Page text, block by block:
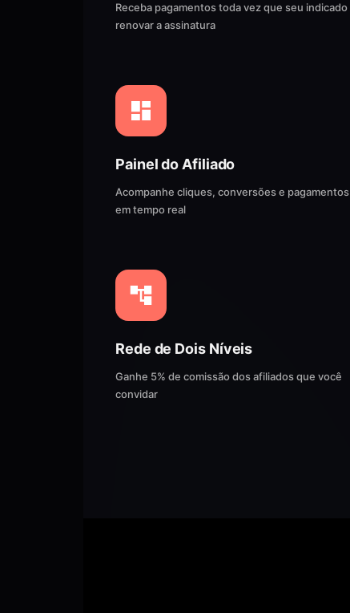
Receba pagamentos toda vez que seu indicado
renovar a assinatura
Painel do Afiliado
Acompanhe cliques, conversões e pagamentos
em tempo real
Rede de Dois Níveis
Ganhe 5% de comissão dos afiliados que você
convidar